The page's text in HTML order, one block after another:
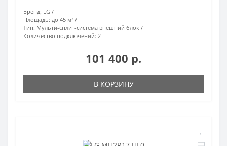
Бренд: LG
Площадь: до 45 м²
Тип: Мульти-сплит-система внешний блок
Количество подключений: 2
101 400 р.
В КОРЗИНУ